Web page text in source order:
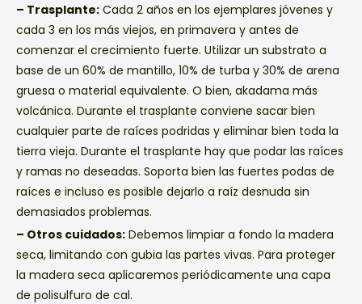
– Trasplante: Cada 2 años en los ejemplares jóvenes y
cada 3 en los más viejos, en primavera y antes de
comenzar el crecimiento fuerte. Utilizar un substrato a
base de un 60% de mantillo, 10% de turba y 30% de arena
gruesa o material equivalente. O bien, akadama más
volcánica. Durante el trasplante conviene sacar bien
cualquier parte de raíces podridas y eliminar bien toda la
tierra vieja. Durante el trasplante hay que podar las raíces
y ramas no deseadas. Soporta bien las fuertes podas de
raíces e incluso es posible dejarlo a raíz desnuda sin
demasiados problemas.
– Otros cuidados: Debemos limpiar a fondo la madera
seca, limitando con gubia las partes vivas. Para proteger
la madera seca aplicaremos periódicamente una capa
de polisulfuro de cal.